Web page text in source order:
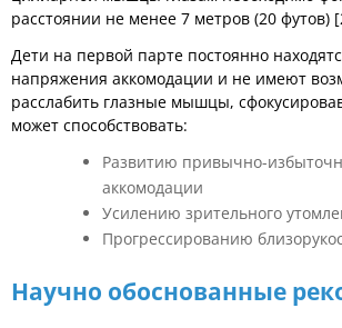
расстоянии не менее 7 метров (20 футов)
Дети на первой парте постоянно
напряжения аккомодации и не имеют
расслабить глазные мышцы,
может способствовать:
Развитию привычно-
аккомодации
Усилению зрительного
Прогрессированию
Научно обоснованные